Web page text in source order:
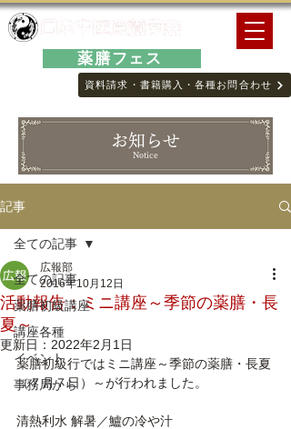
資料請求・書籍購入・各種お問合わせ
薬膳フェス
お知らせ
Notice
記事
全ての記事
薬膳初級講座
講座各種
イベント
事務局から
全ての記事
活動報告：ミニ講座～季節の薬膳・長
夏～
広報部
2016年10月12日
更新日： 2022年2月1日
薬膳初級行ではミニ講座～季節の薬膳・長夏
（７月７日）～が行われました。
清熱利水 解暑／鱸の冷や汁